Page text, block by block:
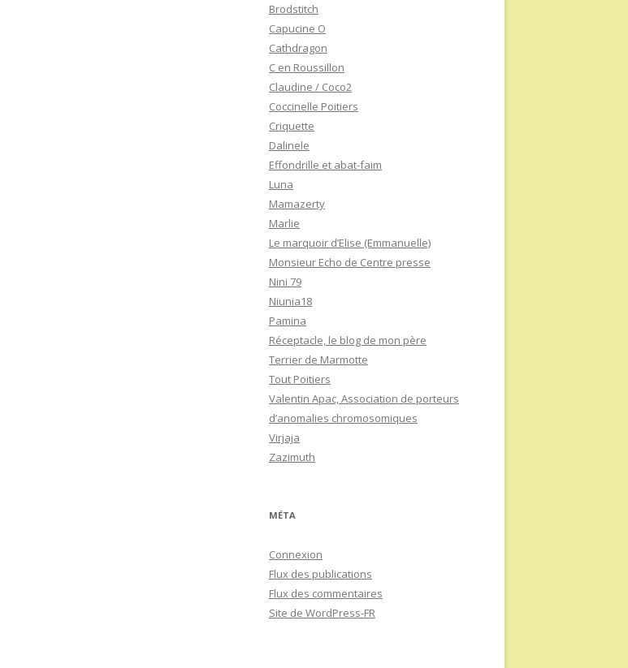
Brodstitch
Capucine O
Cathdragon
C en Roussillon
Claudine / Coco2
Coccinelle Poitiers
Criquette
Dalinele
Effondrille et abat-faim
Luna
Mamazerty
Marlie
Le marquoir d’Elise (Emmanuelle)
Monsieur Echo de Centre presse
Nini 79
Niunia18
Pamina
Réceptacle, le blog de mon père
Terrier de Marmotte
Tout Poitiers
Valentin Apac, Association de porteurs
d’anomalies chromosomiques
Virjaja
Zazimuth
MÉTA
Connexion
Flux des publications
Flux des commentaires
Site de WordPress-FR